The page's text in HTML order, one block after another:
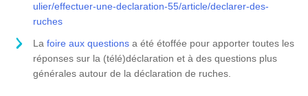
ulier/effectuer-une-declaration-55/article/declarer-des-
ruches
La foire aux questions a été étoffée pour apporter toutes les
réponses sur la (télé)déclaration et à des questions plus
générales autour de la déclaration de ruches.